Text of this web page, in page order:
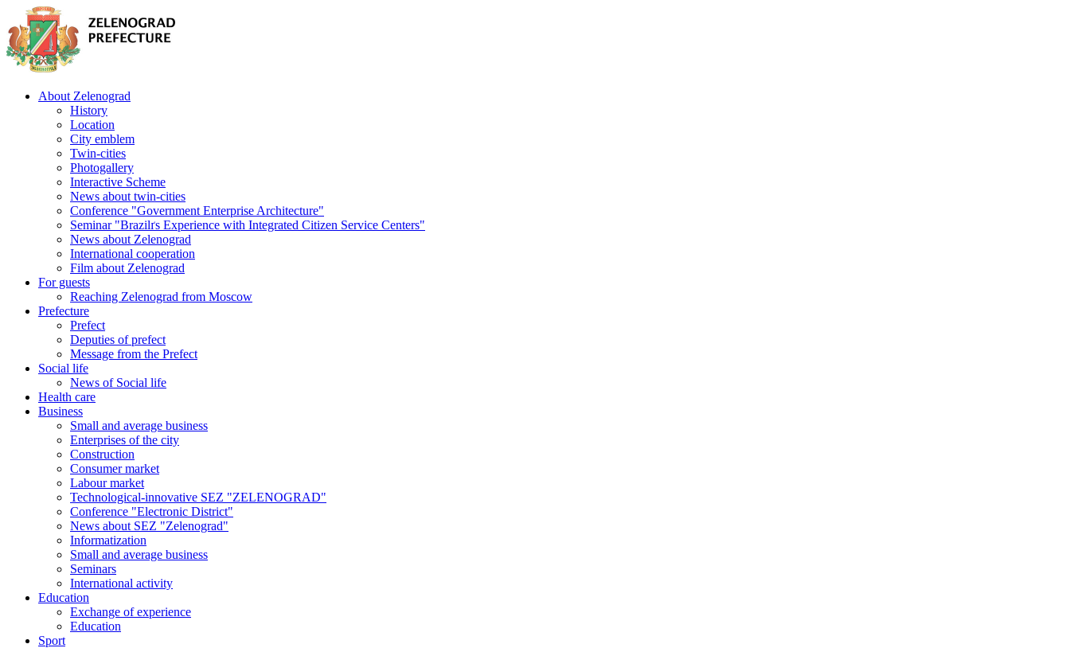
About Zelenograd
History
Location
City emblem
Twin-cities
Photogallery
Interactive Scheme
News about twin-cities
Conference "Government Enterprise Architecture"
Seminar "Brazilґs Experience with Integrated Citizen Service Centers"
News about Zelenograd
International cooperation
Film about Zelenograd
For guests
Reaching Zelenograd from Moscow
Prefecture
Prefect
Deputies of prefect
Message from the Prefect
Social life
News of Social life
Health care
Business
Small and average business
Enterprises of the city
Construction
Consumer market
Labour market
Technological-innovative SEZ "ZELENOGRAD"
Conference "Electronic District"
News about SEZ "Zelenograd"
Informatization
Small and average business
Seminars
International activity
Education
Exchange of experience
Education
Sport